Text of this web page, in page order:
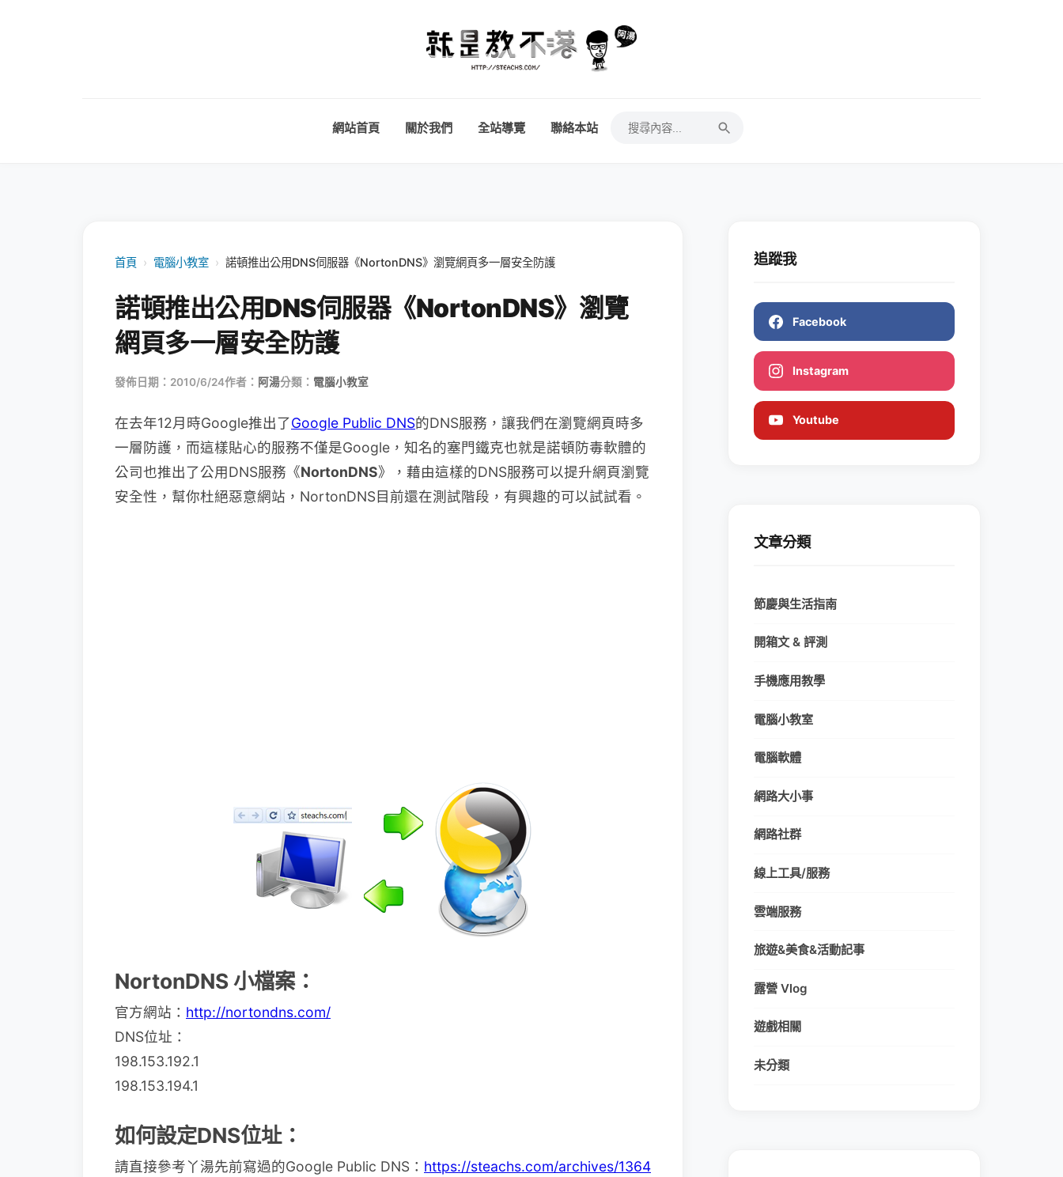
網站首頁 關於我們 全站導覽 聯絡本站
首頁 › 電腦小教室 › 諾頓推出公用DNS伺服器《NortonDNS》瀏覽網頁多一層安全防護
諾頓推出公用DNS伺服器《NortonDNS》瀏覽
網頁多一層安全防護
發佈日期：2010/6/24作者： 阿湯分類： 電腦小教室
在去年12月時Google推出了Google Public DNS的DNS服務，讓我們在瀏覽網頁時多
一層防護，而這樣貼心的服務不僅是Google，知名的塞門鐵克也就是諾頓防毒軟體的
公司也推出了公用DNS服務《NortonDNS》，藉由這樣的DNS服務可以提升網頁瀏覽
安全性，幫你杜絕惡意網站，NortonDNS目前還在測試階段，有興趣的可以試試看。
NortonDNS 小檔案：
官方網站： http://nortondns.com/
DNS位址：
198.153.192.1
198.153.194.1
如何設定DNS位址：
請直接參考丫湯先前寫過的Google Public DNS： https://steachs.com/archives/1364
追蹤我
Facebook
Instagram
Youtube
文章分類
節慶與生活指南
開箱文 & 評測
手機應用教學
電腦小教室
電腦軟體
網路大小事
網路社群
線上工具/服務
雲端服務
旅遊&美食&活動記事
露營 Vlog
遊戲相關
未分類